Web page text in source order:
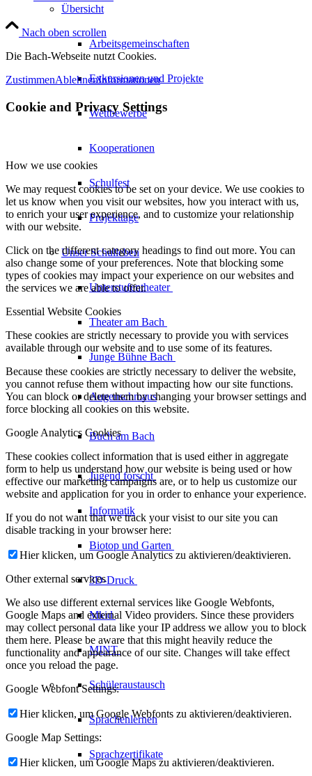
Übersicht
Arbeitsgemeinschaften
Exkursionen und Projekte
Wettbewerbe
Kooperationen
Schulfest
Projekttage
Unser Schulleben
Unterstufentheater
Theater am Bach
Junge Bühne Bach
Augenschmaus
Buch am Bach
Jugend forscht
Informatik
Biotop und Garten
3D-Druck
Mkid
MINT
Schüleraustausch
Sprachenlernen
Sprachzertifikate
Nach oben scrollen
Die Bach-Webseite nutzt Cookies.
ZustimmenAblehnenInformationen
Cookie and Privacy Settings
How we use cookies
We may request cookies to be set on your device. We use cookies to
let us know when you visit our websites, how you interact with us,
to enrich your user experience, and to customize your relationship
with our website.
Click on the different category headings to find out more. You can
also change some of your preferences. Note that blocking some
types of cookies may impact your experience on our websites and
the services we are able to offer.
Essential Website Cookies
These cookies are strictly necessary to provide you with services
available through our website and to use some of its features.
Because these cookies are strictly necessary to deliver the website,
you cannot refuse them without impacting how our site functions.
You can block or delete them by changing your browser settings and
force blocking all cookies on this website.
Google Analytics Cookies
These cookies collect information that is used either in aggregate
form to help us understand how our website is being used or how
effective our marketing campaigns are, or to help us customize our
website and application for you in order to enhance your experience.
If you do not want that we track your visist to our site you can
disable tracking in your browser here:
Hier klicken, um Google Analytics zu aktivieren/deaktivieren.
Other external services
We also use different external services like Google Webfonts,
Google Maps and external Video providers. Since these providers
may collect personal data like your IP address we allow you to block
them here. Please be aware that this might heavily reduce the
functionality and appearance of our site. Changes will take effect
once you reload the page.
Google Webfont Settings:
Hier klicken, um Google Webfonts zu aktivieren/deaktivieren.
Google Map Settings:
Hier klicken, um Google Maps zu aktivieren/deaktivieren.